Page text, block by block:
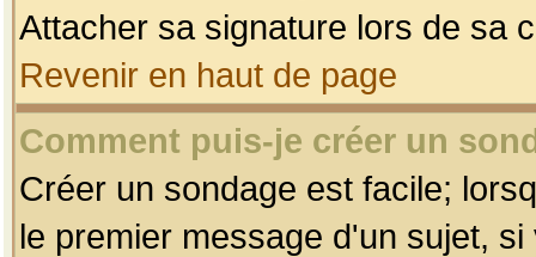
Attacher sa signature lors de sa
Revenir en haut de page
Comment puis-je créer un
Créer un sondage est facile;
le premier message d'un sujet,